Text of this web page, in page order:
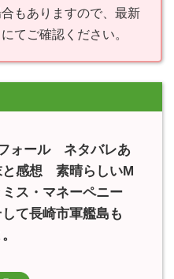
もありますので、最新
てご確認ください。
ォール ネタバレあ
と感想 素晴らしいM
ス・マネーペニー
て長崎市軍艦島も